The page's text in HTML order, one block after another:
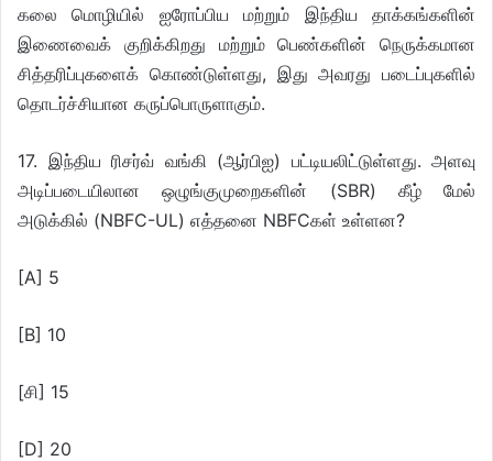
கலை மொழியில் ஐரோப்பிய மற்றும் இந்திய தாக்கங்களின்
இணைவைக் குறிக்கிறது மற்றும் பெண்களின் நெருக்கமான
சித்தரிப்புகளைக் கொண்டுள்ளது, இது அவரது படைப்புகளில்
தொடர்ச்சியான கருப்பொருளாகும்.
17. இந்திய ரிசர்வ் வங்கி (ஆர்பிஐ) பட்டியலிட்டுள்ளது. அளவு
அடிப்படையிலான ஒழுங்குமுறைகளின் (SBR) கீழ் மேல்
அடுக்கில் (NBFC-UL) எத்தனை NBFCகள் உள்ளன?
[A] 5
[B] 10
[சி] 15
[D] 20